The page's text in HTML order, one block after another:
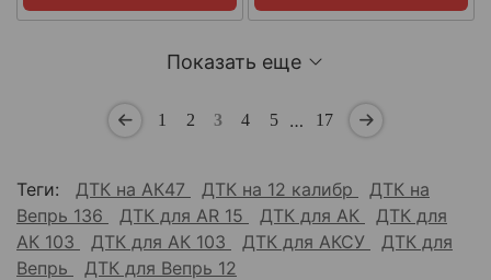
Показать еще
1 2 3 4 5 … 17
Теги: ДТК на АК47 ДТК на 12 калибр
ДТК на
Вепрь 136
ДТК для AR 15 ДТК для АК
ДТК для
АК 103
ДТК для АК 103 ДТК для АКСУ
ДТК для
Вепрь
ДТК для Вепрь 12